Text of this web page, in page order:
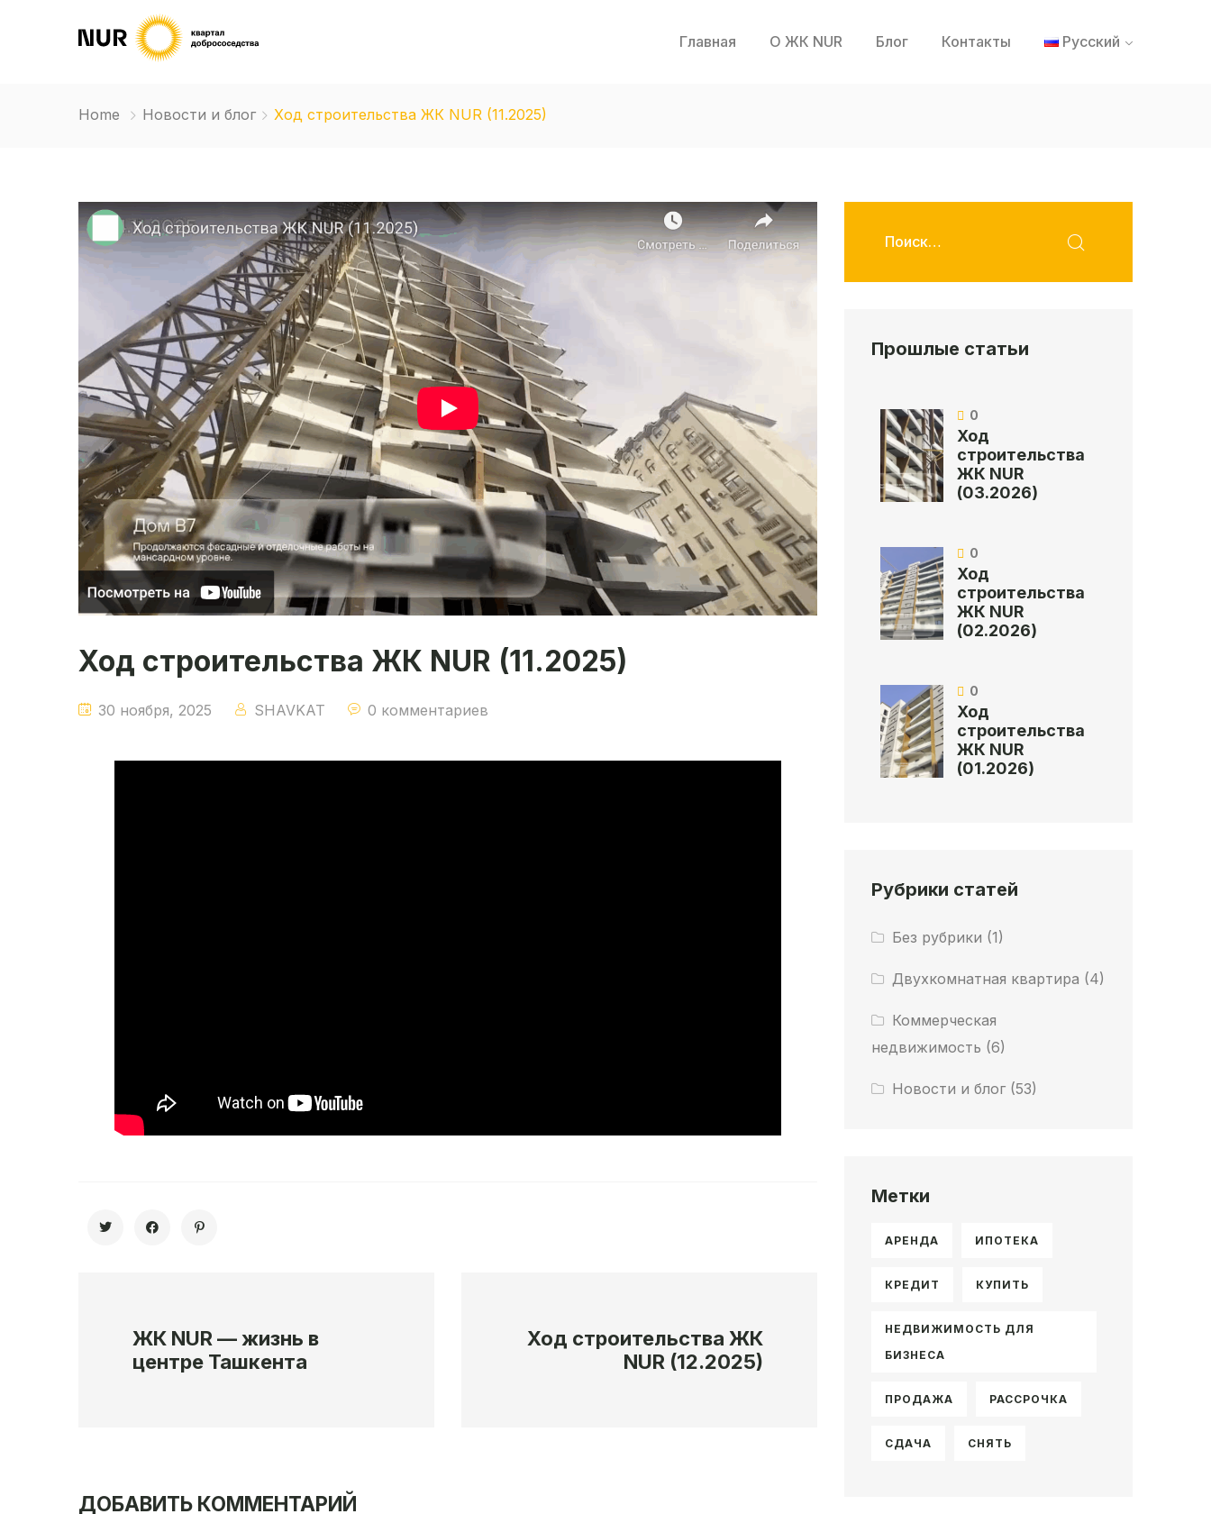
Главная О ЖК NUR Блог Контакты Русский
Home Новости и блог Ход строительства ЖК NUR (11.2025)
Ход строительства ЖК NUR (11.2025)
30 ноября, 2025 SHAVKAT 0 комментариев
ЖК NUR — жизнь в
центре Ташкента
Ход строительства ЖК
NUR (12.2025)
ДОБАВИТЬ КОММЕНТАРИЙ
Прошлые статьи
0
Ход
строительства
ЖК NUR
(03.2026)
0
Ход
строительства
ЖК NUR
(02.2026)
0
Ход
строительства
ЖК NUR
(01.2026)
Рубрики статей
Без рубрики (1)
Двухкомнатная квартира (4)
Коммерческая
недвижимость (6)
Новости и блог (53)
Метки
АРЕНДА ИПОТЕКА
КРЕДИТ КУПИТЬ
НЕДВИЖИМОСТЬ ДЛЯ
БИЗНЕСА
ПРОДАЖА РАССРОЧКА
СДАЧА СНЯТЬ